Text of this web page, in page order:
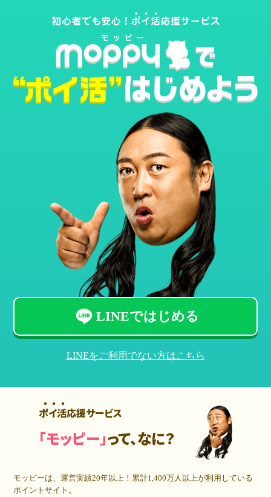
LINEではじめる
LINEをご利用でない方はこちら
ポイ活応援サービス
「モッピー」って、なに？
モッピーは、運営実績20年以上！累計1,400万人 以上が利用している
ポイントサイト。